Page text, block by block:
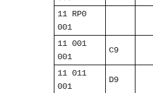
11 RP0
001
11 001
001
C9
11 011
001
D9